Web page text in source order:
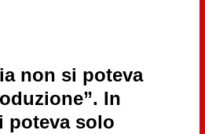
non si poteva
In
poteva solo